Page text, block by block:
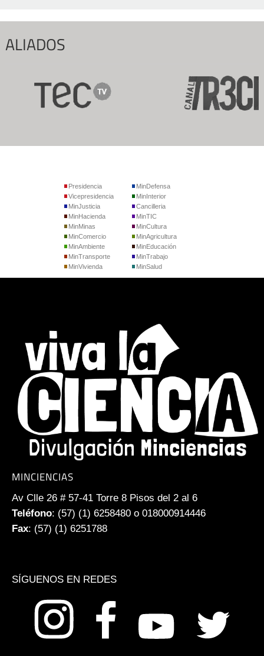
ALIADOS
Presidencia
Vicepresidencia
MinJusticia
MinDefensa
MinInterior
Cancilleria
MinHacienda
MinMinas
MinComercio
MinTIC
MinCultura
MinAgricultura
MinAmbiente
MinTransporte
MinVivienda
MinEducación
MinTrabajo
MinSalud
MINCIENCIAS
Av Clle 26 # 57-41 Torre 8 Pisos del 2 al 6
Teléfono: (57) (1) 6258480 o 018000914446
Fax: (57) (1) 6251788
SÍGUENOS EN REDES